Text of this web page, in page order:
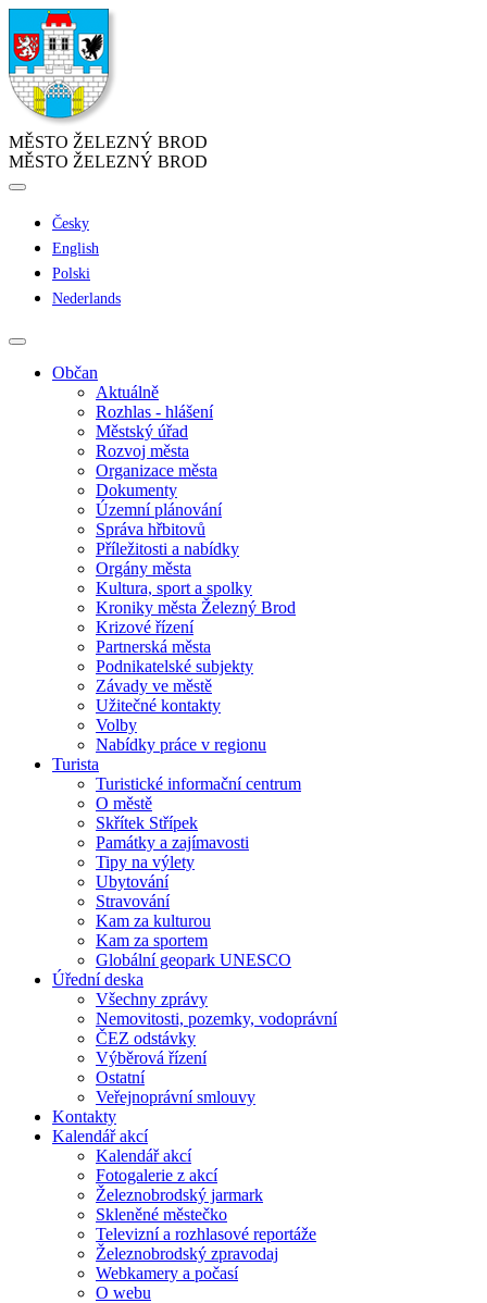
MĚSTO ŽELEZNÝ BROD
MĚSTO ŽELEZNÝ BROD
Česky
English
Polski
Nederlands
Občan
Aktuálně
Rozhlas - hlášení
Městský úřad
Rozvoj města
Organizace města
Dokumenty
Územní plánování
Správa hřbitovů
Příležitosti a nabídky
Orgány města
Kultura, sport a spolky
Kroniky města Železný Brod
Krizové řízení
Partnerská města
Podnikatelské subjekty
Závady ve městě
Užitečné kontakty
Volby
Nabídky práce v regionu
Turista
Turistické informační centrum
O městě
Skřítek Střípek
Památky a zajímavosti
Tipy na výlety
Ubytování
Stravování
Kam za kulturou
Kam za sportem
Globální geopark UNESCO
Úřední deska
Všechny zprávy
Nemovitosti, pozemky, vodoprávní
ČEZ odstávky
Výběrová řízení
Ostatní
Veřejnoprávní smlouvy
Kontakty
Kalendář akcí
Kalendář akcí
Fotogalerie z akcí
Železnobrodský jarmark
Skleněné městečko
Televizní a rozhlasové reportáže
Železnobrodský zpravodaj
Webkamery a počasí
O webu